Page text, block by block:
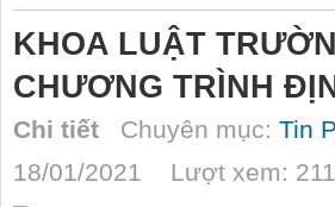
KHOA LUẬT
CHƯƠNG TRÌNH
Chi tiết Chuyên mục: Tin
18/01/2021 Lượt xem: